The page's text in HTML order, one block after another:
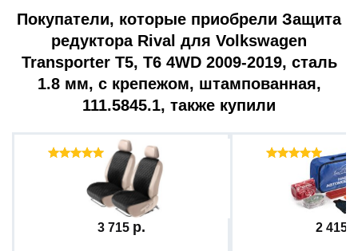
Покупатели, которые приобрели Защита
редуктора Rival для Volkswagen
Transporter T5, T6 4WD 2009-2019, сталь
1.8 мм, с крепежом, штампованная,
111.5845.1, также купили
Отзывы ( 12 )
Накидка на сиденье...
3 715
Набор
2 415